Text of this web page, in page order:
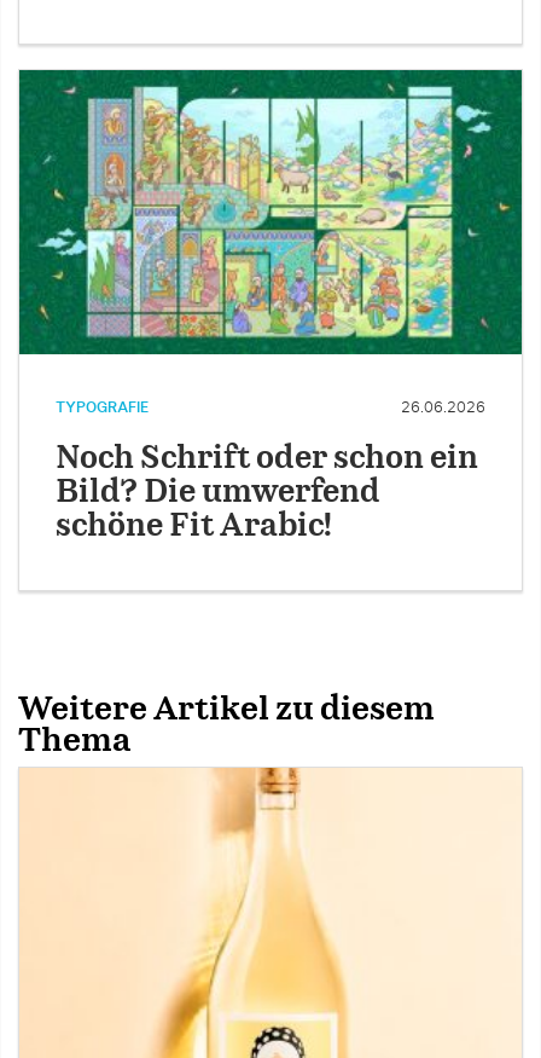
TYPOGRAFIE 26.06.2026
Noch Schrift oder schon ein
Bild? Die umwerfend
schöne Fit Arabic!
Weitere Artikel zu diesem
Thema